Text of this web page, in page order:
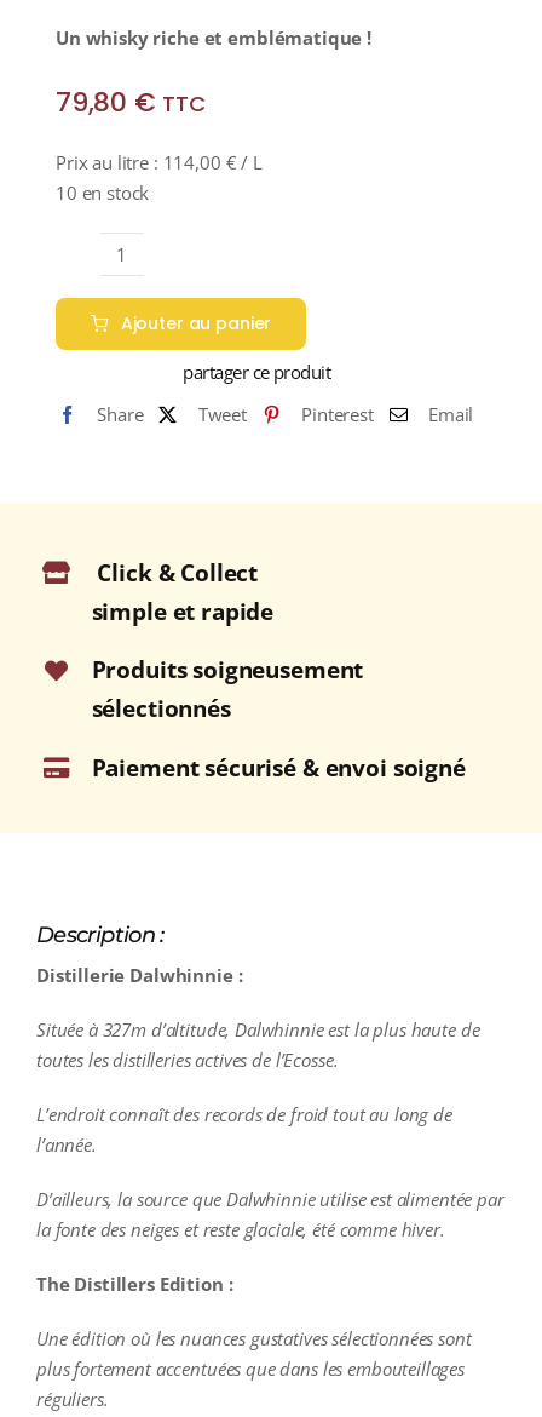
Un whisky riche et emblématique !
79,80 € TTC
Prix au litre : 114,00 € / L
10 en stock
quantité
de
DALWHINNIE
Distillers
2023
Malt
(ÉCOSSE
Highland)
70cl
Ajouter au panier
partager ce produit
Share
Tweet Pinterest Email
Click & Collect
simple et rapide
Produits soigneusement
sélectionnés
Paiement sécurisé & envoi soigné
Description :
Distillerie Dalwhinnie :
Située à 327m d’altitude, Dalwhinnie est la plus haute de
toutes les distilleries actives de l’Ecosse.
L’endroit connaît des records de froid tout au long de
l’année.
D’ailleurs, la source que Dalwhinnie utilise est alimentée par
la fonte des neiges et reste glaciale, été comme hiver.
The Distillers Edition :
Une édition où les nuances gustatives sélectionnées sont
plus fortement accentuées que dans les embouteillages
réguliers.